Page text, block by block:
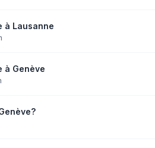
à Lausanne
à Genève